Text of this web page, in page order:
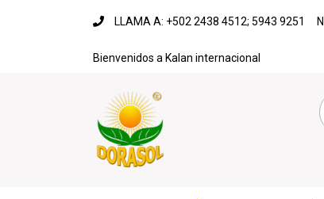
LLAMA A: +502 2438 4512; 5943 9251
Bienvenidos a Kalan internacional